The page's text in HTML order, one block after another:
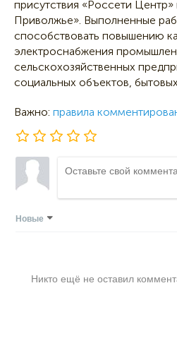
присутствия «Россети
Приволжье». Выполненные
способствовать повышению
электроснабжения
сельскохозяйственных
социальных объектов,
Важно: правила
Новые
Никто ещё не оставил